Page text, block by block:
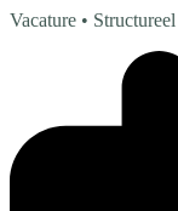
Vacature •